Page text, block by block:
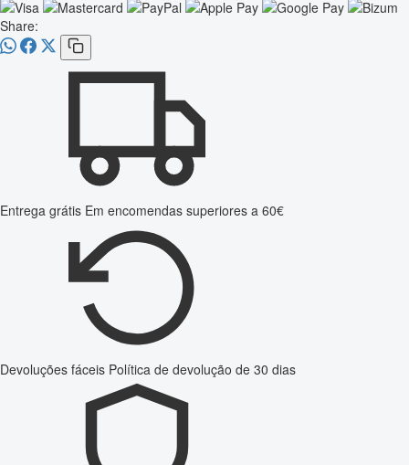
Share:
Entrega grátis Em encomendas superiores a 60€
Devoluções fáceis Política de devolução de 30 dias